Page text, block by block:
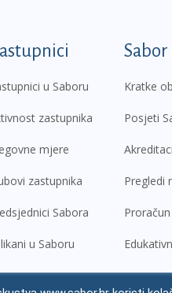
u Saboru
zastupnika
mjere
zastupnika
Sabora
u Saboru
Kratke
Posjeti
Pregledi